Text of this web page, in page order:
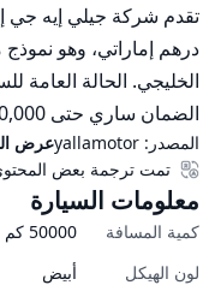
الضمان ساري حتى 150,000 كيلومتر. سجل الخدمة الكامل متوفر
المصدر: yallamotorعرض
تمت ترجمة بعض المحتوى
معلومات السيارة
كمية المسافة 50000 كم
لون الهيكل
أبيض